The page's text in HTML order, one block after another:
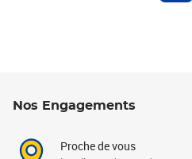
Nos Engagements
Proche de vous